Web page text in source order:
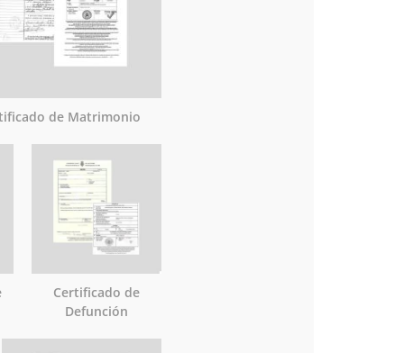
de Matrimonio
Certificado de
Defunción